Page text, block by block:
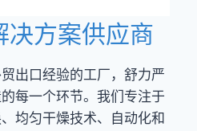
决方案供应商
出口经验的工厂，舒力严
每一个环节。我们专注于
均匀干燥技术、自动化和